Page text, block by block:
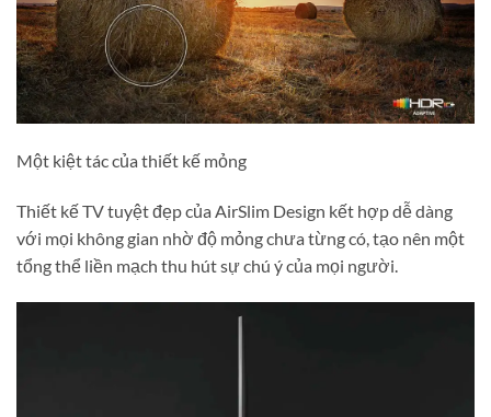
Một kiệt tác của thiết kế mỏng
Thiết kế TV tuyệt đẹp của AirSlim Design kết hợp dễ dàng
với mọi không gian nhờ độ mỏng chưa từng có, tạo nên một
tổng thể liền mạch thu hút sự chú ý của mọi người.